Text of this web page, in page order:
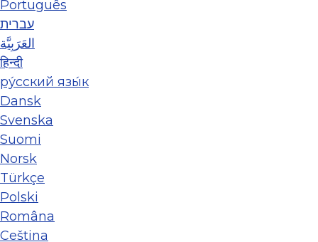
Português
עברית
العَرَبِيَّة
हिन्दी
ру́сский язы́к
Dansk
Svenska
Suomi
Norsk
Türkçe
Polski
Româna
Ceština